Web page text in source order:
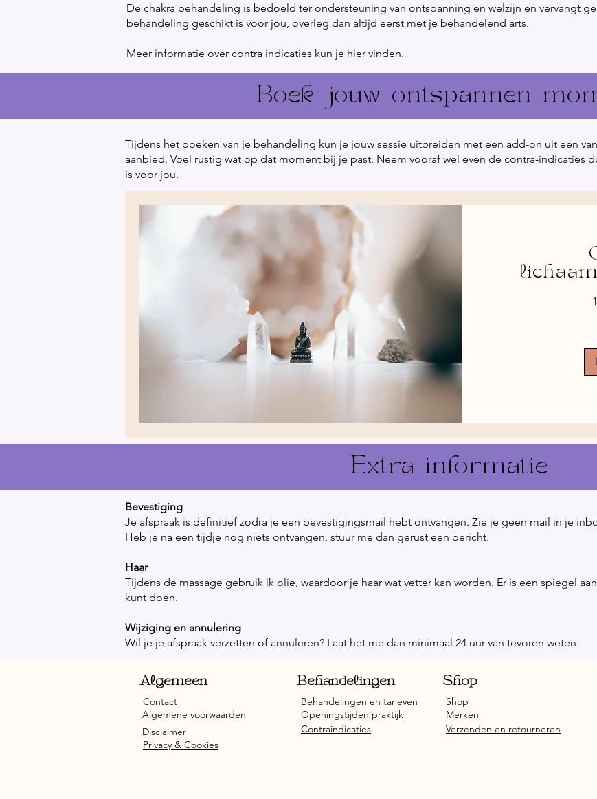
De chakra behandeling is bedoeld ter ondersteuning van ontspanning en welzijn en vervangt
behandeling geschikt is voor jou, overleg dan altijd eerst met je behandelend arts.
Meer informatie over contra indicaties kun je hier vinden.
Boek jouw ontspannen
Tijdens het boeken van je behandeling kun je jouw sessie uitbreiden met een add-on uit een
aanbied. Voel rustig wat op dat moment bij je past. Neem vooraf wel even de contra-indicaties
is voor jou.
Extra informatie
Bevestiging
Je afspraak is definitief zodra je een bevestigingsmail hebt ontvangen. Zie je geen mail in je
Heb je na een tijdje nog niets ontvangen, stuur me dan gerust een bericht.
Haar​
Tijdens de massage gebruik ik olie, waardoor je haar wat vetter kan worden. Er is een spiegel
kunt doen.
Wijziging en annulering
Wil je je afspraak verzetten of annuleren? Laat het me dan minimaal 24 uur van tevoren weten.
Algemeen
Contact
Algemene voorwaarden
Disclaimer
Behandelingen
Behandelingen en tarieven
Openingstijden praktijk
Contraindicaties
Shop
Shop
Merken
Verzenden en retourneren
Privacy & Cookies